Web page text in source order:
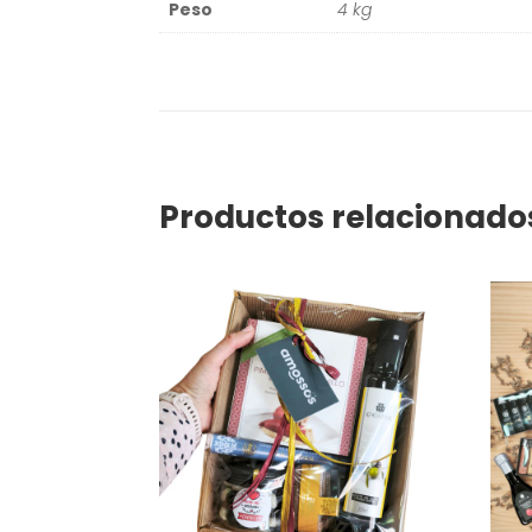
Peso 4 kg
Productos